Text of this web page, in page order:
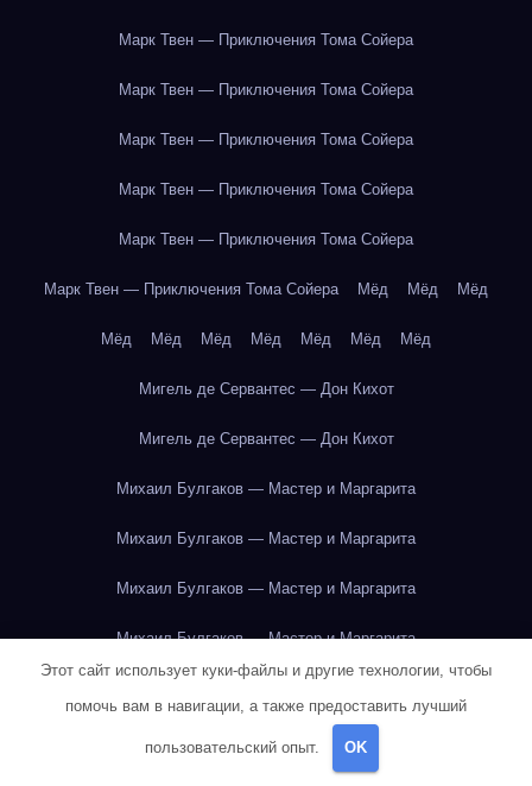
Марк Твен — Приключения Тома Сойера
Марк Твен — Приключения Тома Сойера
Марк Твен — Приключения Тома Сойера
Марк Твен — Приключения Тома Сойера
Марк Твен — Приключения Тома Сойера
Марк Твен — Приключения Тома Сойера Мёд Мёд Мёд
Мёд Мёд Мёд Мёд Мёд Мёд Мёд
Мигель де Сервантес — Дон Кихот
Мигель де Сервантес — Дон Кихот
Михаил Булгаков — Мастер и Маргарита
Михаил Булгаков — Мастер и Маргарита
Михаил Булгаков — Мастер и Маргарита
Михаил Булгаков — Мастер и Маргарита
Михаил Булгаков — Мастер и Маргарита
Этот сайт использует куки-файлы и другие технологии, чтобы
помочь вам в навигации, а также предоставить лучший
пользовательский опыт. OK